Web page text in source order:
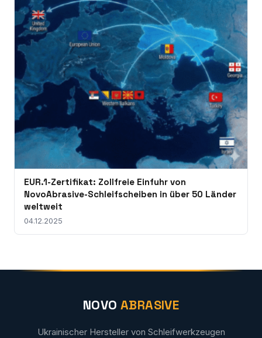
EUR.1-Zertifikat: Zollfreie Einfuhr von
NovoAbrasive-Schleifscheiben in über 50 Länder
weltweit
04.12.2025
NOVO ABRASIVE
Ukrainischer Hersteller von Schleifwerkzeugen